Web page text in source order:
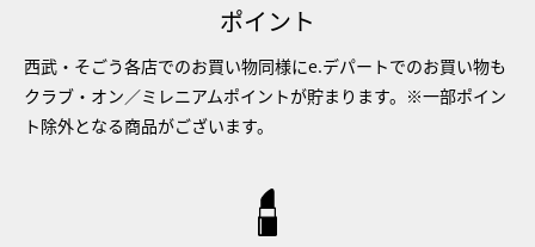
ポイント
西武・そごう各店でのお買い物同様にe.デパートでのお買い物も
クラブ・オン／ミレニアムポイントが貯まります。※一部ポイン
ト除外となる商品がございます。